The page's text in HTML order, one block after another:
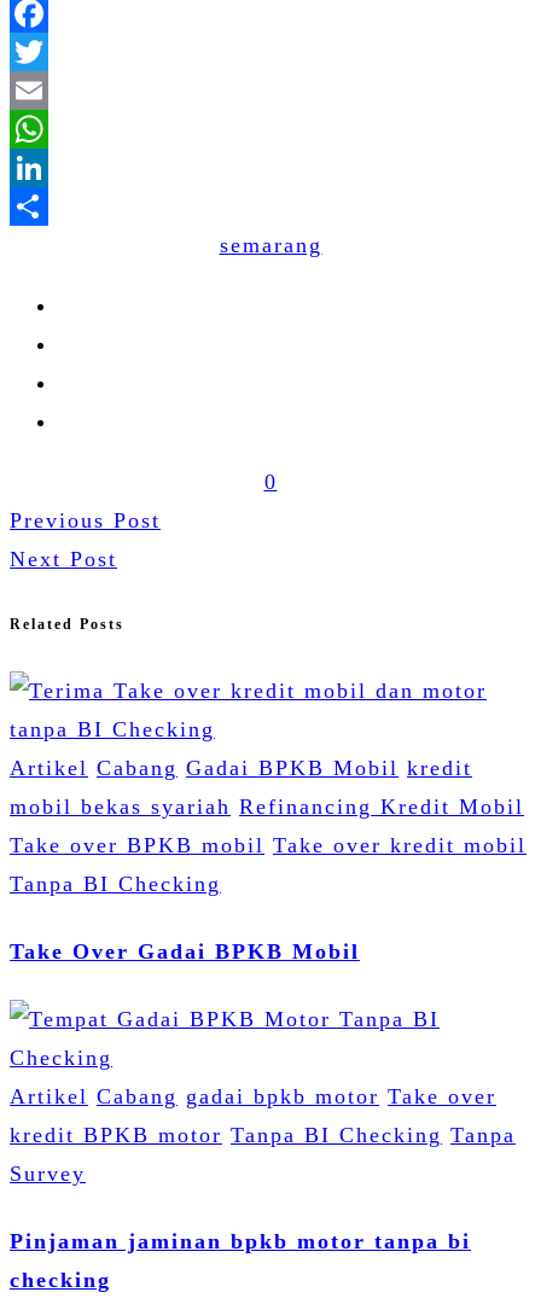
Share
semarang
0
Previous Post
Next Post
Related Posts
Artikel Cabang Gadai BPKB Mobil kredit
mobil bekas syariah Refinancing Kredit Mobil
Take over BPKB mobil Take over kredit mobil
Tanpa BI Checking
Take Over Gadai BPKB Mobil
Artikel Cabang gadai bpkb motor Take over
kredit BPKB motor Tanpa BI Checking Tanpa
Survey
Pinjaman jaminan bpkb motor tanpa bi
checking